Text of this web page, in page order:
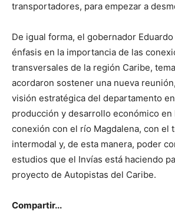
transportadores, para empezar a
De igual forma, el gobernador
énfasis en la importancia de las
transversales de la región Caribe,
acordaron sostener una nueva
visión estratégica del departamento
producción y desarrollo económico en
conexión con el río Magdalena, con el
intermodal y, de esta manera, poder
estudios que el Invías está haciendo
proyecto de Autopistas del Caribe.
Compartir...